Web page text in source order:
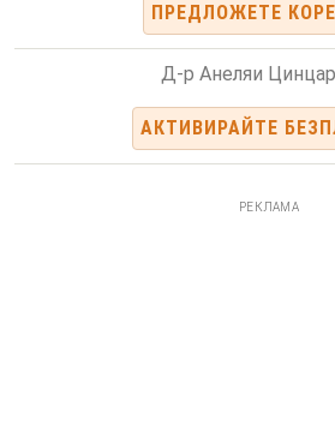
ПРЕДЛОЖЕТЕ
Д-р Анеляи
АКТИВИРАЙТЕ
РЕКЛАМА